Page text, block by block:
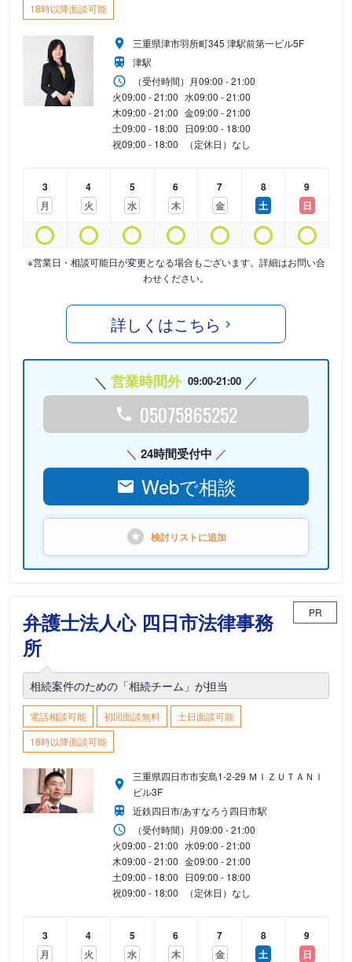
18時以降面談可能
三重県津市羽所町345 津駅前第一ビル5F
津駅
（受付時間） 月09:00 - 21:00
火09:00 - 21:00 水09:00 - 21:00
木09:00 - 21:00 金09:00 - 21:00
土09:00 - 18:00 日09:00 - 18:00
祝09:00 - 18:00 （定休日）なし
3
月
4
火
5
水
6
木
7
金
8
土
9
日
※営業日・相談可能日が変更となる場合もございます。詳細はお問い合
わせください。
詳しくはこちら
営業時間外 09:00-21:00
05075865252
24時間受付中
Webで相談
検討リストに追加
弁護士法人心 四日市法律事務
所
PR
相続案件のための「相続チーム」が担当
電話相談可能 初回面談無料
土日面談可能
18時以降面談可能
三重県四日市市安島1-2-29 ＭＩＺＵＴＡＮＩ
ビル3F
近鉄四日市/あすなろう四日市駅
（受付時間） 月09:00 - 21:00
火09:00 - 21:00 水09:00 - 21:00
木09:00 - 21:00 金09:00 - 21:00
土09:00 - 18:00 日09:00 - 18:00
祝09:00 - 18:00 （定休日）なし
3
月
4
火
5
水
6
木
7
金
8
土
9
日